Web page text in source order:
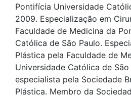
Pontifícia Universidade
2009. Especialização em
Faculdade de Medicina da
Católica de São Paulo.
Plástica pela Faculdade de
Universidade Católica de
especialista pela Sociedade
Plástica. Membro da